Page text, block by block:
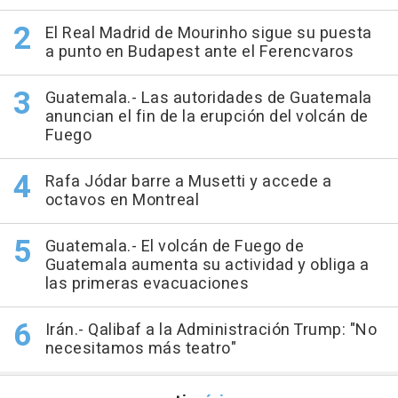
El Real Madrid de Mourinho sigue su puesta
a punto en Budapest ante el Ferencvaros
Guatemala.- Las autoridades de Guatemala
anuncian el fin de la erupción del volcán de
Fuego
Rafa Jódar barre a Musetti y accede a
octavos en Montreal
Guatemala.- El volcán de Fuego de
Guatemala aumenta su actividad y obliga a
las primeras evacuaciones
Irán.- Qalibaf a la Administración Trump: "No
necesitamos más teatro"